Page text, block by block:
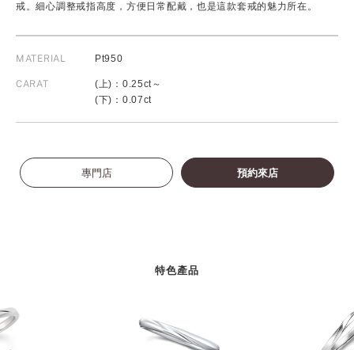
戒。細心調整戒指高度，方便日常配戴，也是這款套戒的魅力所在。
MATERIAL Pt950
CARAT
(上)：0.25ct～
(下)：0.07ct
專門店 預約來店
特色產品